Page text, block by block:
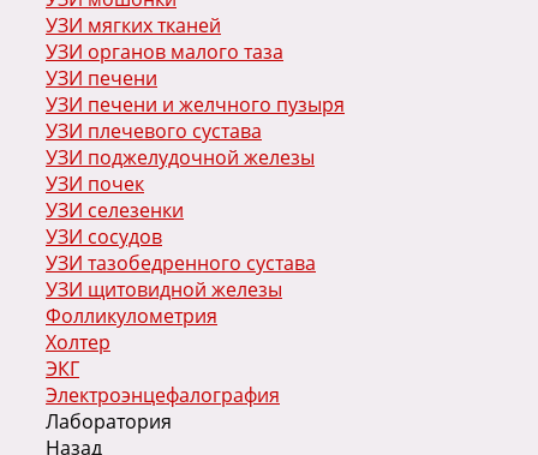
УЗИ мягких тканей
УЗИ органов малого таза
УЗИ печени
УЗИ печени и желчного пузыря
УЗИ плечевого сустава
УЗИ поджелудочной железы
УЗИ почек
УЗИ селезенки
УЗИ сосудов
УЗИ тазобедренного сустава
УЗИ щитовидной железы
Фолликулометрия
Холтер
ЭКГ
Электроэнцефалография
Лаборатория
Назад